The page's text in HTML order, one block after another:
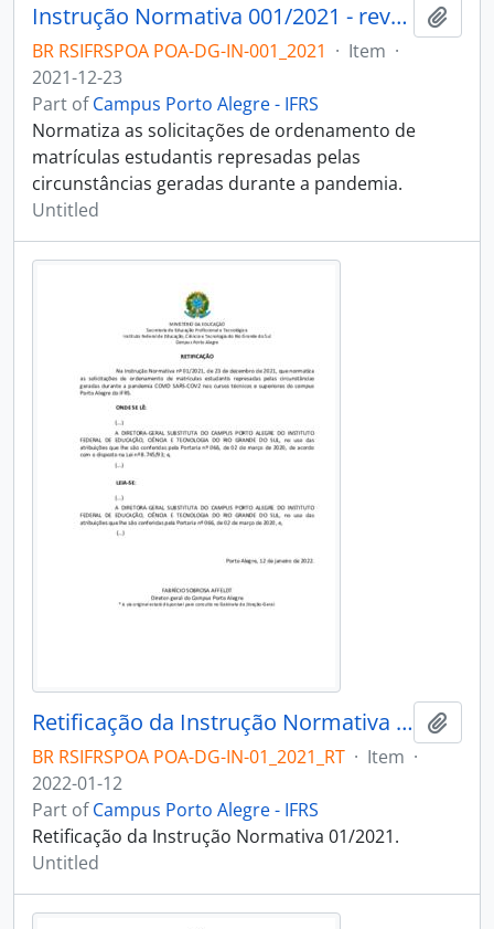
Instrução Normativa 001/2021 - revogado
BR RSIFRSPOA POA-DG-IN-001_2021 · Item ·
2021-12-23
Part ofCampus Porto Alegre - IFRS
Normatiza as solicitações de ordenamento de
matrículas estudantis represadas pelas
circunstâncias geradas durante a pandemia.
Untitled
Retificação da Instrução Normativa 01/2021
BR RSIFRSPOA POA-DG-IN-01_2021_RT · Item ·
2022-01-12
Part ofCampus Porto Alegre - IFRS
Retificação da Instrução Normativa 01/2021.
Untitled